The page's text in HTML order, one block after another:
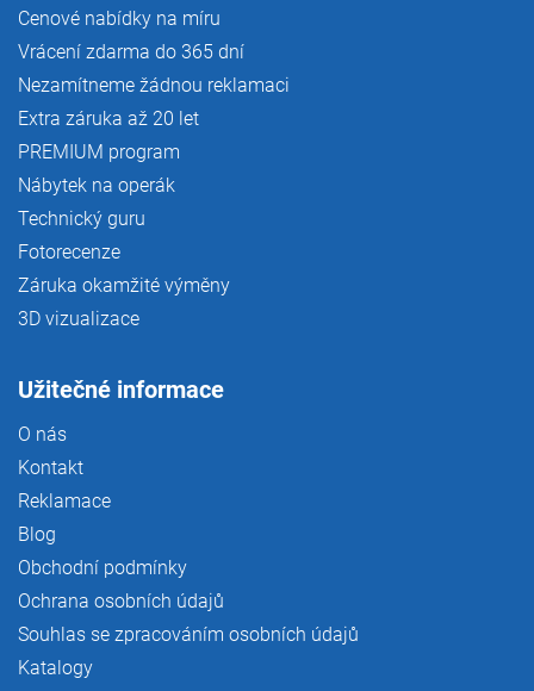
Cenové nabídky na míru
Vrácení zdarma do 365 dní
Nezamítneme žádnou reklamaci
Extra záruka až 20 let
PREMIUM program
Nábytek na operák
Technický guru
Fotorecenze
Záruka okamžité výměny
3D vizualizace
Užitečné informace
O nás
Kontakt
Reklamace
Blog
Obchodní podmínky
Ochrana osobních údajů
Souhlas se zpracováním osobních údajů
Katalogy